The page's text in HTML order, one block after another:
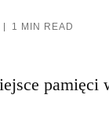
1 MIN READ
pamięci